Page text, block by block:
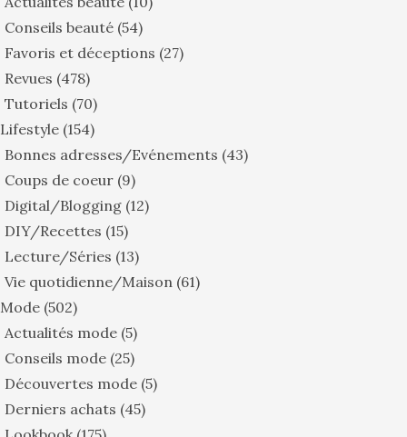
Conseils beauté (54)
Favoris et déceptions (27)
Revues (478)
Tutoriels (70)
Lifestyle (154)
Bonnes adresses/Evénements (43)
Coups de coeur (9)
Digital/Blogging (12)
DIY/Recettes (15)
Lecture/Séries (13)
Vie quotidienne/Maison (61)
Mode (502)
Actualités mode (5)
Conseils mode (25)
Découvertes mode (5)
Derniers achats (45)